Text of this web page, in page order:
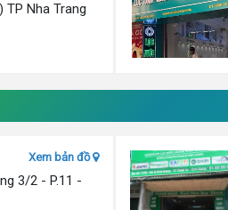
TP Nha Trang
Xem bản đồ
3/2 - P.11 -